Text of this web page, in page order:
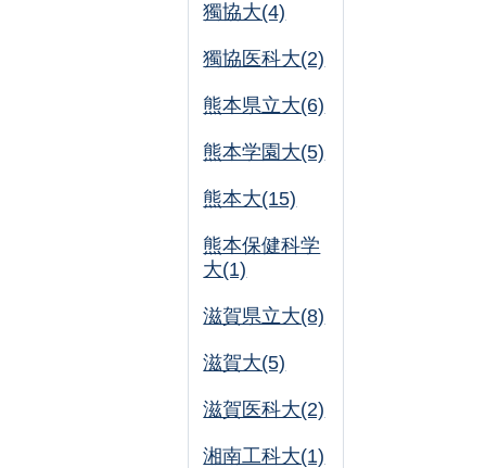
獨協大(4)
獨協医科大(2)
熊本県立大(6)
熊本学園大(5)
熊本大(15)
熊本保健科学
大(1)
滋賀県立大(8)
滋賀大(5)
滋賀医科大(2)
湘南工科大(1)